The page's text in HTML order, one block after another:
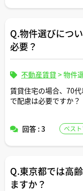
Q.物件選びにつ
必要？
不動産賃貸 >物件
賃貸住宅の場合、70
で配慮は必要ですか？
回答 : 3 ベス
Q.東京都では高
ますか？